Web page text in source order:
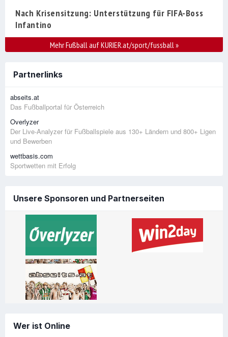
Nach Krisensitzung: Unterstützung für FIFA-Boss
Infantino
Mehr Fußball auf KURIER.at/sport/fussball»
Partnerlinks
abseits.at
Das Fußballportal für Österreich
Overlyzer
Der Live-Analyzer für Fußballspiele aus 130+ Ländern und 800+ Ligen
und Bewerben
wettbasis.com
Sportwetten mit Erfolg
Unsere Sponsoren und Partnerseiten
Wer ist Online